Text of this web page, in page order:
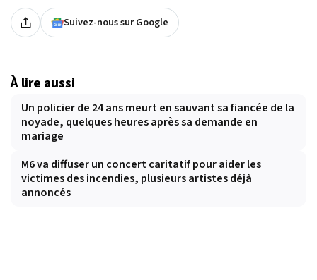
Suivez-nous sur Google
À lire aussi
Un policier de 24 ans meurt en sauvant sa fiancée de la
noyade, quelques heures après sa demande en
mariage
M6 va diffuser un concert caritatif pour aider les
victimes des incendies, plusieurs artistes déjà
annoncés